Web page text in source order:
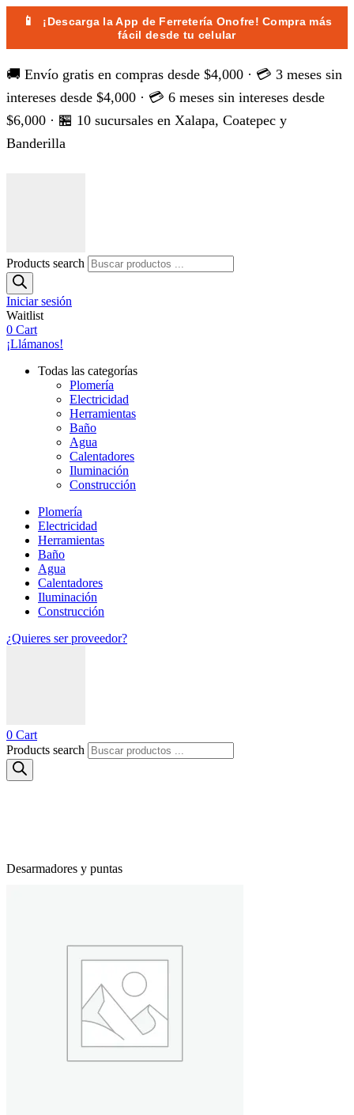
📱
¡Descarga la App de Ferretería Onofre! Compra más
fácil desde tu celular
🚚 Envío gratis en compras desde $4,000 · 💳 3 meses sin
intereses desde $4,000 · 💳 6 meses sin intereses desde
$6,000 · 🏪 10 sucursales en Xalapa, Coatepec y
Banderilla
Products search
Iniciar sesión
Waitlist
0 Cart
¡Llámanos!
Todas las categorías
Plomería
Electricidad
Herramientas
Baño
Agua
Calentadores
Iluminación
Construcción
Plomería
Electricidad
Herramientas
Baño
Agua
Calentadores
Iluminación
Construcción
¿Quieres ser proveedor?
0 Cart
Products search
Desarmadores y puntas